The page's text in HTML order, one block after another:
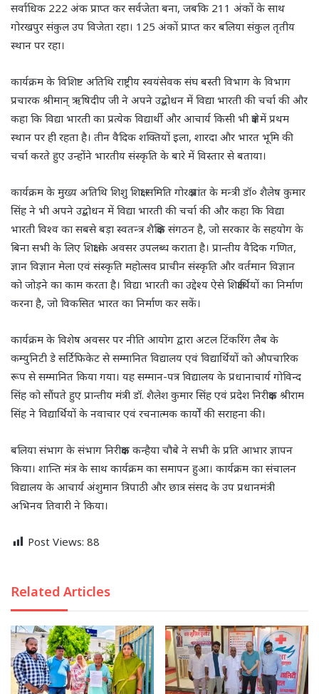
सर्वाधिक 222 अंक प्राप्त कर सर्वजेता बना, जबकि 211 अंकों के साथ
गोरखपुर संकुल उप विजेता रहा। 125 अंकों प्राप्त कर बलिया संकुल तृतीय
स्थान पर रहा।
कार्यक्रम के विशिष्ट अतिथि राष्ट्रीय स्वयंसेवक संघ बस्ती विभाग के विभाग
प्रचारक श्रीमान् ऋषिदीप जी ने अपने उद्बोधन में विद्या भारती की चर्चा की और
कहा कि विद्या भारती का प्रत्येक विद्यार्थी और आचार्य किसी भी क्षेत्र में प्रथम
स्थान पर ही रहता है। तीन वैदिक शक्तियों इला, शारदा और भारत भूमि की
चर्चा करते हुए उन्होंने भारतीय संस्कृति के बारे में विस्तार से बताया।
कार्यक्रम के मुख्य अतिथि शिशु शिक्षा समिति गोरक्ष प्रांत के मन्त्री डॉ० शैलेष कुमार
सिंह ने भी अपने उद्बोधन में विद्या भारती की चर्चा की और कहा कि विद्या
भारती विश्व का सबसे बड़ा स्वतन्त्र शैक्षिक संगठन है, जो सरकार के सहयोग के
बिना सभी के लिए शिक्षा के अवसर उपलब्ध कराता है। प्रान्तीय वैदिक गणित,
ज्ञान विज्ञान मेला एवं संस्कृति महोत्सव प्राचीन संस्कृति और वर्तमान विज्ञान
को जोड़ने का काम करता है। विद्या भारती का उद्देश्य ऐसे शिक्षार्थियों का निर्माण
करना है, जो विकसित भारत का निर्माण कर सकें।
कार्यक्रम के विशेष अवसर पर नीति आयोग द्वारा अटल टिंकरिंग लैब के
कम्युनिटी डे सर्टिफिकेट से सम्मानित विद्यालय एवं विद्यार्थियों को औपचारिक
रूप से सम्मानित किया गया। यह सम्मान-पत्र विद्यालय के प्रधानाचार्य गोविन्द
सिंह को सौंपते हुए प्रान्तीय मंत्री डॉ. शैलेश कुमार सिंह एवं प्रदेश निरीक्षक श्रीराम
सिंह ने विद्यार्थियों के नवाचार एवं रचनात्मक कार्यों की सराहना की।
बलिया संभाग के संभाग निरीक्षक कन्हैया चौबे ने सभी के प्रति आभार ज्ञापन
किया। शान्ति मंत्र के साथ कार्यक्रम का समापन हुआ। कार्यक्रम का संचालन
विद्यालय के आचार्य अंशुमान त्रिपाठी और छात्र संसद के उप प्रधानमंत्री
अभिनव तिवारी ने किया।
Post Views: 88
Related Articles